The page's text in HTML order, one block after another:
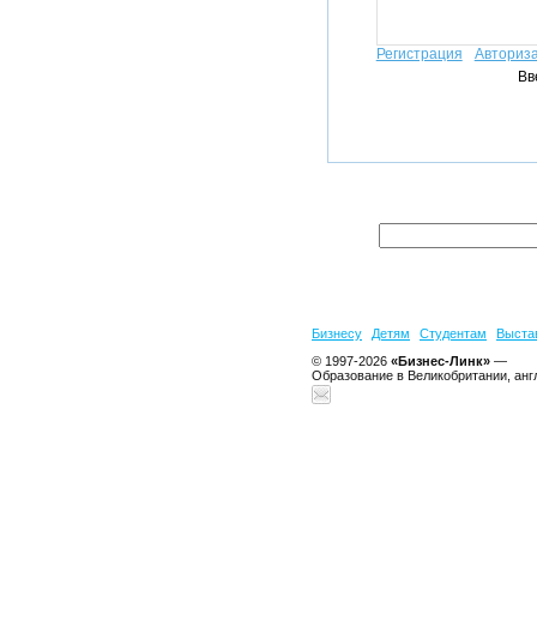
Регистрация
Бизнесу Детям Студентам
© 1997-2026 «Бизнес-Линк» —
Образование в Великобритании,